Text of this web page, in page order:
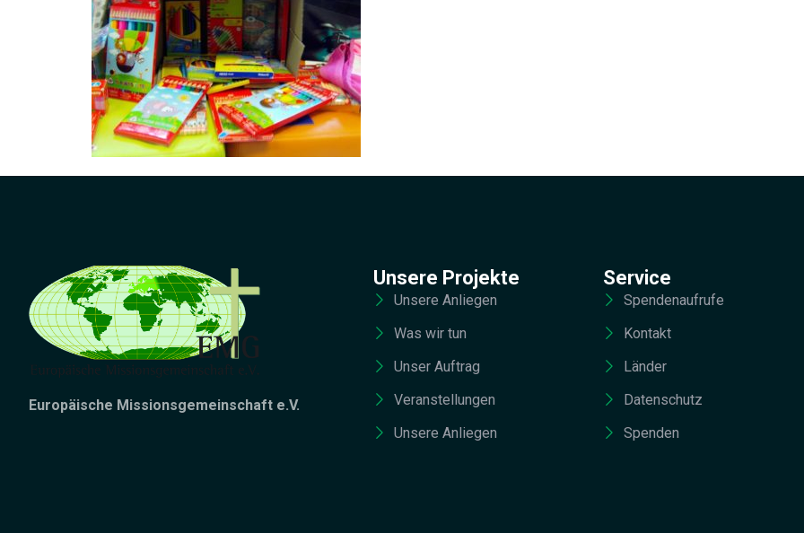
Europäische Missionsgemeinschaft e.V.
Unsere Projekte
Unsere Anliegen
Was wir tun
Unser Auftrag
Veranstellungen
Unsere Anliegen
Service
Spendenaufrufe
Kontakt
Länder
Datenschutz
Spenden